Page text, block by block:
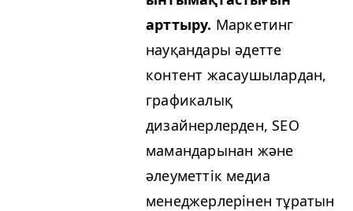
арттыру. Маркетинг
науқандары әдетте
контент жасаушылардан,
графикалық
дизайнерлерден, SEO
мамандарынан және
әлеуметтік медиа
менеджерлерінен тұратын